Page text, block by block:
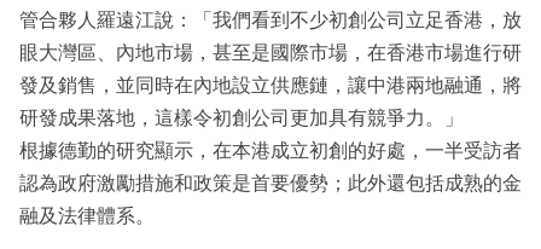
管合夥人羅遠江說：「我們看到不少初創公司立足香港，放
眼大灣區、內地市場，甚至是國際市場，在香港市場進行研
發及銷售，並同時在內地設立供應鏈，讓中港兩地融通，將
研發成果落地，這樣令初創公司更加具有競爭力。」
根據德勤的研究顯示，在本港成立初創的好處，一半受訪者
認為政府激勵措施和政策是首要優勢；此外還包括成熟的金
融及法律體系。